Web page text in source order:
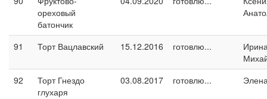
ореховый
батончик
91 Торт Вацлавский 15.12.2016 готовлю...
92
Торт Гнездо
глухаря
03.08.2017 готовлю...